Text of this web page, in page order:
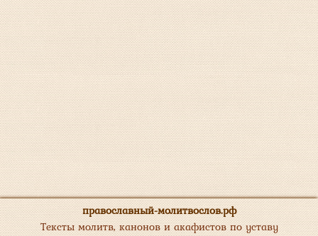
православный-молитвослов.рф
Тексты молитв, канонов и акафистов по уставу